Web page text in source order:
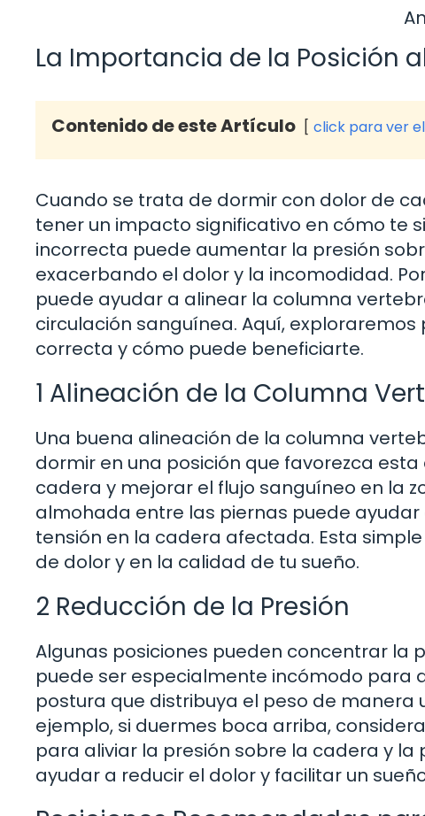
La Importancia de la Posición
Contenido de este Artículo click para ver
Cuando se trata de dormir con dolor de
tener un impacto significativo en cómo te
incorrecta puede aumentar la presión
exacerbando el dolor y la incomodidad.
puede ayudar a alinear la columna
circulación sanguínea. Aquí,
correcta y cómo puede beneficiarte.
1 Alineación de la Columna
Una buena alineación de la columna
dormir en una posición que favorezca
cadera y mejorar el flujo sanguíneo en la
almohada entre las piernas puede
tensión en la cadera afectada. Esta
de dolor y en la calidad de tu sueño.
2 Reducción de la Presión
Algunas posiciones pueden concentrar la
puede ser especialmente incómodo para
postura que distribuya el peso de manera
ejemplo, si duermes boca arriba,
para aliviar la presión sobre la cadera y
ayudar a reducir el dolor y facilitar un